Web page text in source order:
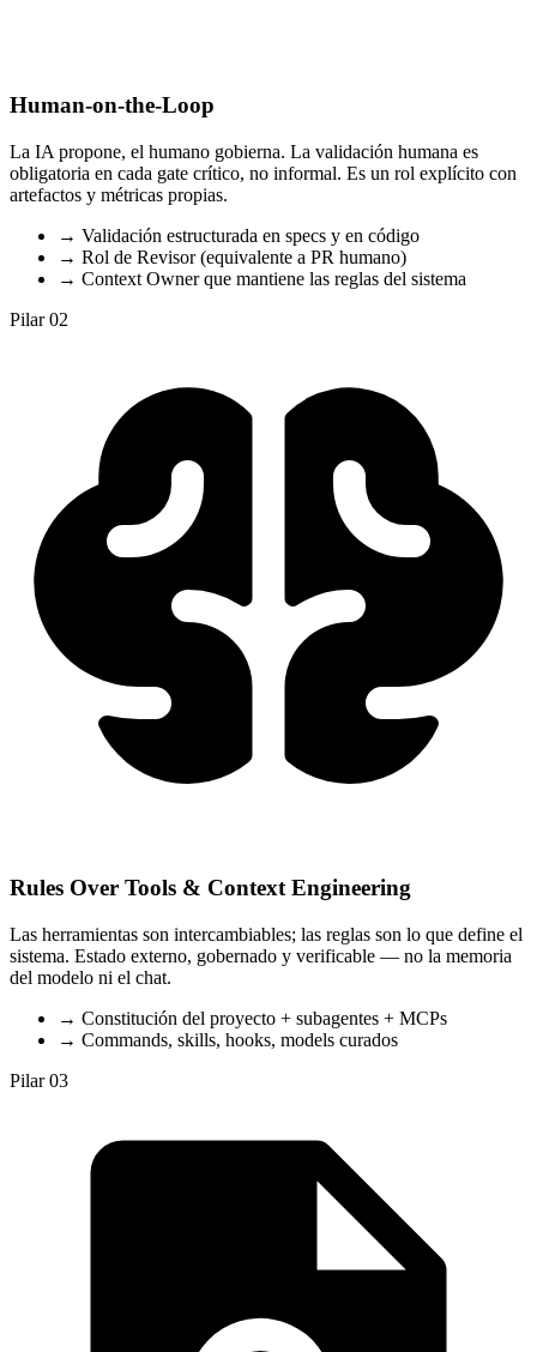
Human-on-the-Loop
La IA propone, el humano gobierna. La validación humana es
obligatoria en cada gate crítico, no informal. Es un rol explícito con
artefactos y métricas propias.
→ Validación estructurada en specs y en código
→ Rol de Revisor (equivalente a PR humano)
→ Context Owner que mantiene las reglas del sistema
Pilar 02
Rules Over Tools & Context Engineering
Las herramientas son intercambiables; las reglas son lo que define el
sistema. Estado externo, gobernado y verificable — no la memoria
del modelo ni el chat.
→ Constitución del proyecto + subagentes + MCPs
→ Commands, skills, hooks, models curados
Pilar 03